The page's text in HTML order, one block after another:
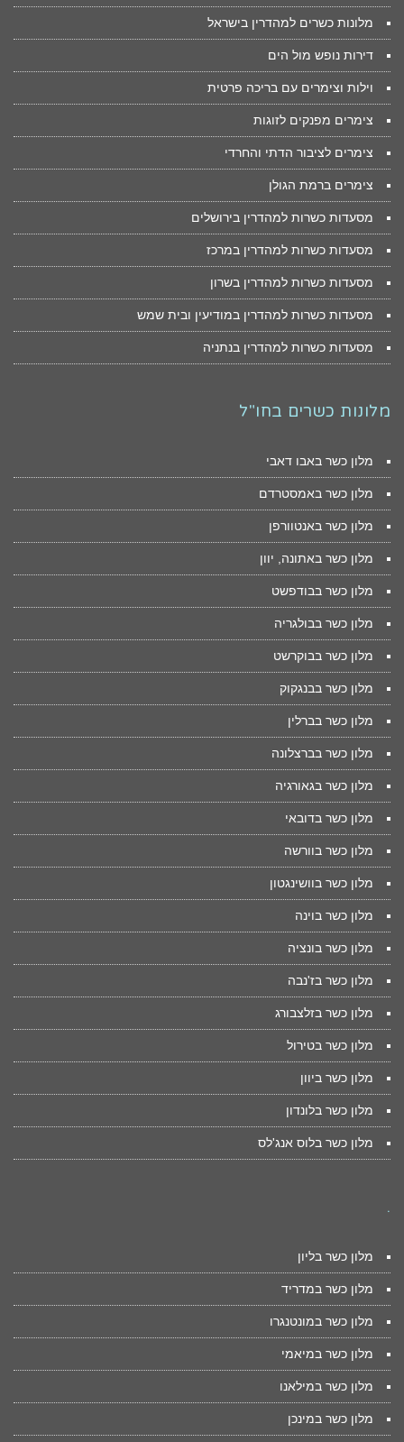
מלונות כשרים למהדרין בישראל
דירות נופש מול הים
וילות וצימרים עם בריכה פרטית
צימרים מפנקים לזוגות
צימרים לציבור הדתי והחרדי
צימרים ברמת הגולן
מסעדות כשרות למהדרין בירושלים
מסעדות כשרות למהדרין במרכז
מסעדות כשרות למהדרין בשרון
מסעדות כשרות למהדרין במודיעין ובית שמש
מסעדות כשרות למהדרין בנתניה
מלונות כשרים בחו"ל
מלון כשר באבו דאבי
מלון כשר באמסטרדם
מלון כשר באנטוורפן
מלון כשר באתונה, יוון
מלון כשר בבודפשט
מלון כשר בבולגריה
מלון כשר בבוקרשט
מלון כשר בבנגקוק
מלון כשר בברלין
מלון כשר בברצלונה
מלון כשר בגאורגיה
מלון כשר בדובאי
מלון כשר בוורשה
מלון כשר בוושינגטון
מלון כשר בוינה
מלון כשר בונציה
מלון כשר בז'נבה
מלון כשר בזלצבורג
מלון כשר בטירול
מלון כשר ביוון
מלון כשר בלונדון
מלון כשר בלוס אנג'לס
.
מלון כשר בליון
מלון כשר במדריד
מלון כשר במונטנגרו
מלון כשר במיאמי
מלון כשר במילאנו
מלון כשר במינכן